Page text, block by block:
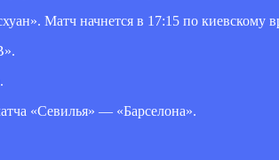
Матч начнется в 17:15 по киевскому
«Севилья» — «Барселона».